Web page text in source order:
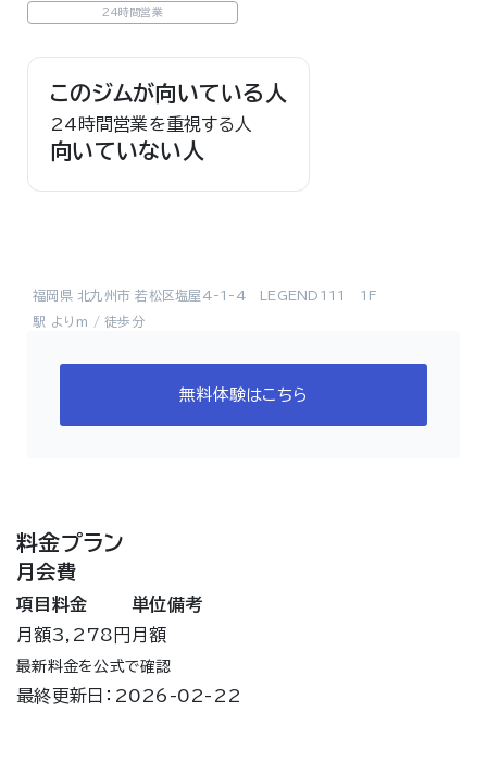
24時間営業
このジムが向いている人
24時間営業を重視する人
向いていない人
福岡県 北九州市 若松区塩屋4-1-4 LEGEND111 1F
駅 よりm / 徒歩分
無料体験はこちら
料金プラン
月会費
項目 料金 単位備考
月額3,278円 月額
最新料金を公式で確認
最終更新日：2026-02-22